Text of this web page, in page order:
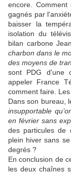
encore.
gagnés par
baisser la
isolation du
bilan carbone
charbon dans le
des moyens de
sont PDG d'une
appeler France
comment faire.
Dans son bureau,
insupportable
en février sans
des particules de
plein hiver sans
degrés ?
En conclusion de
les deux chaînes